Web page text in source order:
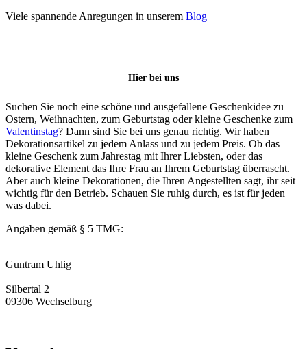
Viele spannende Anregungen in unserem Blog
Hier bei uns
Suchen Sie noch eine schöne und ausgefallene Geschenkidee zu
Ostern, Weihnachten, zum Geburtstag oder kleine Geschenke zum
Valentinstag? Dann sind Sie bei uns genau richtig. Wir haben
Dekorationsartikel zu jedem Anlass und zu jedem Preis. Ob das
kleine Geschenk zum Jahrestag mit Ihrer Liebsten, oder das
dekorative Element das Ihre Frau an Ihrem Geburtstag überrascht.
Aber auch kleine Dekorationen, die Ihren Angestellten sagt, ihr seit
wichtig für den Betrieb. Schauen Sie ruhig durch, es ist für jeden
was dabei.
Angaben gemäß § 5 TMG:
Guntram Uhlig
Silbertal 2
09306 Wechselburg